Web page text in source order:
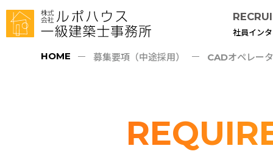
社員イン
HOME 募集要項（中途採用） CADオペレー